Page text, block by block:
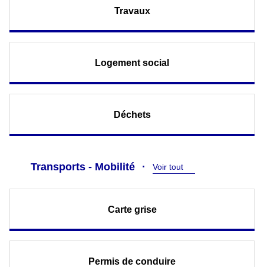
Travaux
Logement social
Déchets
Transports - Mobilité Voir tout
Carte grise
Permis de conduire